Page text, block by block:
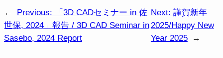
← Previous:
「3D CADセミナー in 佐
世保, 2024」報告 / 3D CAD Seminar in
Sasebo, 2024 Report
Next: 謹賀新年
2025/Happy New
Year 2025
→